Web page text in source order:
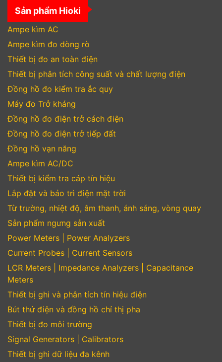
Sản phẩm Hioki
Ampe kìm AC
Ampe kìm đo dòng rò
Thiết bị đo an toàn điện
Thiết bị phân tích công suất và chất lượng điện
Đồng hồ đo kiểm tra ắc quy
Máy đo Trở kháng
Đồng hồ đo điện trở cách điện
Đồng hồ đo điện trở tiếp đất
Đồng hồ vạn năng
Ampe kìm AC/DC
Thiết bị kiểm tra cáp tín hiệu
Lắp đặt và bảo trì điện mặt trời
Từ trường, nhiệt độ, âm thanh, ánh sáng, vòng quay
Sản phẩm ngưng sản xuất
Power Meters | Power Analyzers
Current Probes | Current Sensors
LCR Meters | Impedance Analyzers | Capacitance
Meters
Thiết bị ghi và phân tích tín hiệu điện
Bút thử điện và đồng hồ chỉ thị pha
Thiết bị đo môi trường
Signal Generators | Calibrators
Thiết bị ghi dữ liệu đa kênh